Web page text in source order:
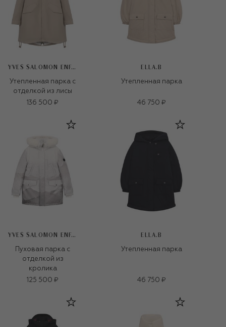
YVES SALOMON ENFANT
Утепленная парка с
отделкой из лисы
136 500 ₽
ELLA.B
Утепленная парка
46 750 ₽
YVES SALOMON ENFANT
Пуховая парка с
отделкой из
кролика
125 500 ₽
ELLA.B
Утепленная парка
46 750 ₽